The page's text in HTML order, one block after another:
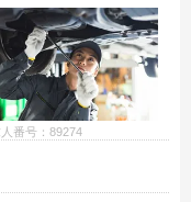
番号：89274